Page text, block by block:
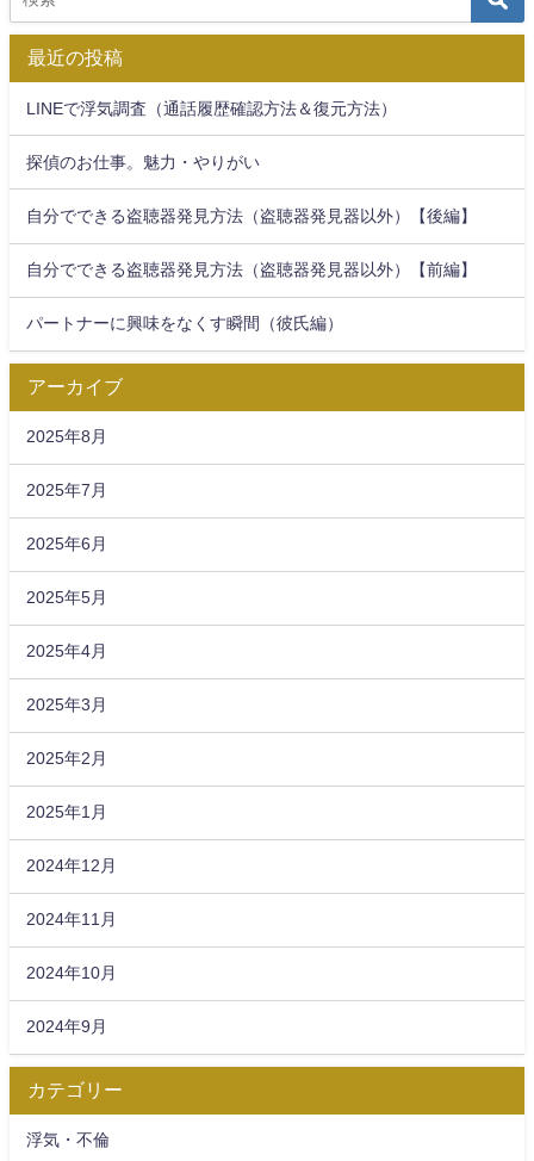
最近の投稿
LINEで浮気調査（通話履歴確認方法＆復元方法）
探偵のお仕事。魅力・やりがい
自分でできる盗聴器発見方法（盗聴器発見器以外）【後編】
自分でできる盗聴器発見方法（盗聴器発見器以外）【前編】
パートナーに興味をなくす瞬間（彼氏編）
アーカイブ
2025年8月
2025年7月
2025年6月
2025年5月
2025年4月
2025年3月
2025年2月
2025年1月
2024年12月
2024年11月
2024年10月
2024年9月
カテゴリー
浮気・不倫